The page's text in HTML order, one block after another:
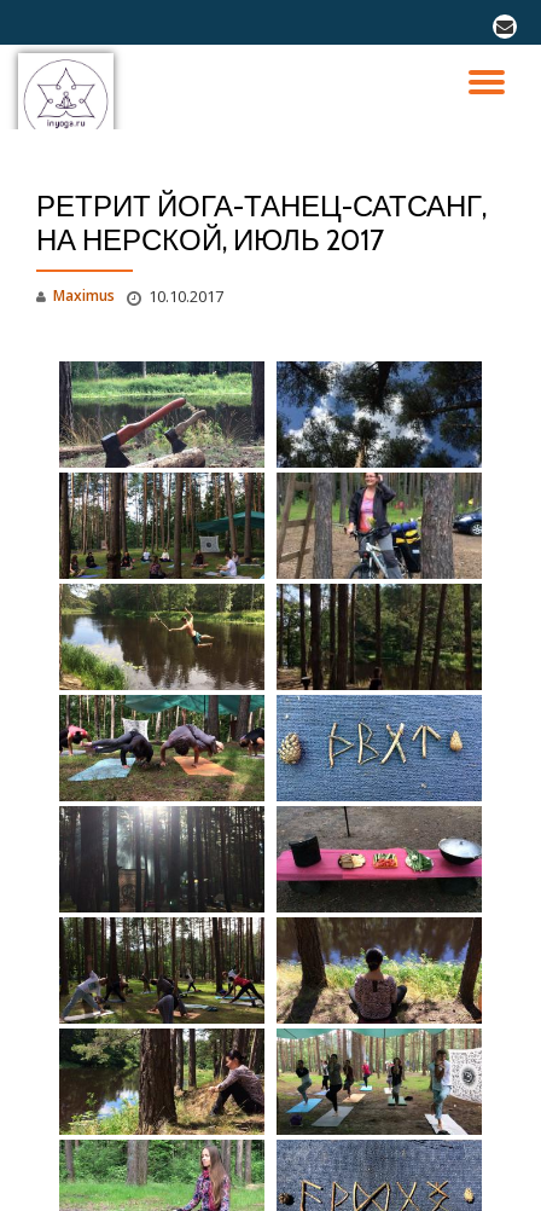
Перейти
содержимому
fa-
РЕТРИТ ЙОГА-ТАНЕЦ-САТСАНГ,
НА НЕРСКОЙ, ИЮЛЬ 2017
Maximus 10.10.2017